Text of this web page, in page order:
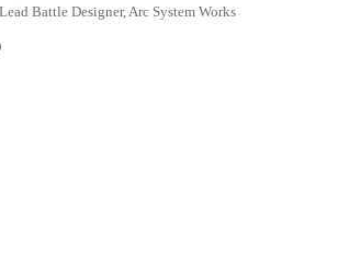
Battle Designer, Arc System Works